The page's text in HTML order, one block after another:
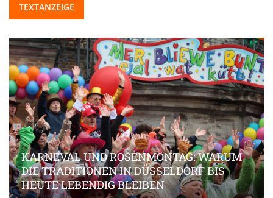
TEXTANZEIGE
KARNEVAL UND ROSENMONTAG: WARUM
DIE TRADITIONEN IN DÜSSELDORF BIS
HEUTE LEBENDIG BLEIBEN